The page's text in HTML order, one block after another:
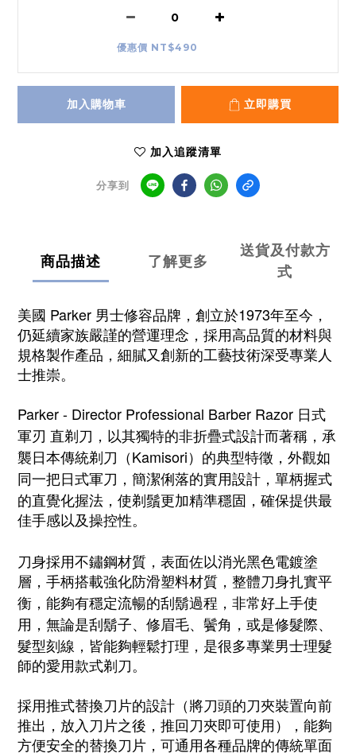
優惠價 NT$490
加入購物車 立即購買
加入追蹤清單
分享到
商品描述 了解更多
送貨及付款方
式
美國 Parker 男士修容品牌，創立於1973年至今，
仍延續家族嚴謹的營運理念，採用高品質的材料與
規格製作產品，細膩又創新的工藝技術深受專業人
士推崇。
Parker - Director Professional Barber Razor 日式
軍刃 直剃刀，以其獨特的非折疊式設計而著稱，承
襲日本傳統剃刀（Kamisori）的典型特徵，外觀如
同一把日式軍刀，簡潔俐落的實用設計， 單柄握式
的直覺化握法，使剃鬚更加精準穩固，確保提供最
佳手感以及操控性。
刀身採用不鏽鋼材質，表面佐以消光黑色電鍍塗
層，手柄搭載強化防滑塑料材質， 整體刀身扎實平
衡，能夠有穩定流暢的刮鬍過程，非常好上手使
用， 無論是刮鬍子、修眉毛、鬢角，或是修髮際、
髮型刻線，皆能夠輕鬆打理，是很多專業男士理髮
師的愛用款式剃刀。
採用推式替換刀片的設計（將刀頭的刀夾裝置向前
推出，放入刀片之後，推回刀夾即可使用），能夠
方便安全的替換刀片，可通用各種品牌的傳統單面